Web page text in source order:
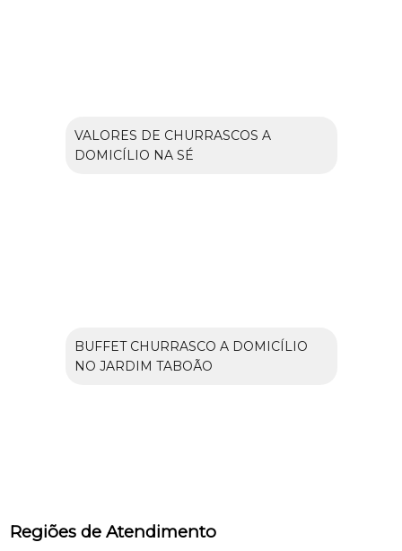
VALORES DE CHURRASCOS A
DOMICÍLIO NA SÉ
BUFFET CHURRASCO A DOMICÍLIO
NO JARDIM TABOÃO
Regiões de Atendimento